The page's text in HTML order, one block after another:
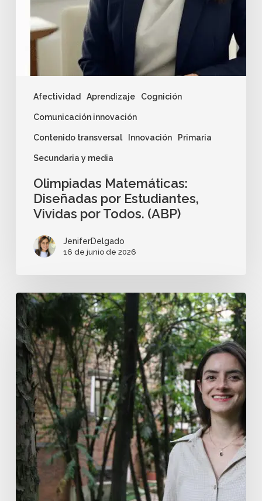
Afectividad Aprendizaje Cognición
Comunicación innovación
Contenido transversal Innovación Primaria
Secundaria y media
Olimpiadas Matemáticas:
Diseñadas por Estudiantes,
Vividas por Todos. (ABP)
JeniferDelgado
16 de junio de 2026